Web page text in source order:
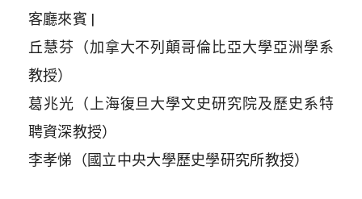
客廳來賓 |
丘慧芬（加拿大不列顛哥倫比亞大學亞洲學系
教授）
葛兆光（上海復旦大學文史研究院及歷史系特
聘資深教授）
李孝悌（國立中央大學歷史學研究所教授）